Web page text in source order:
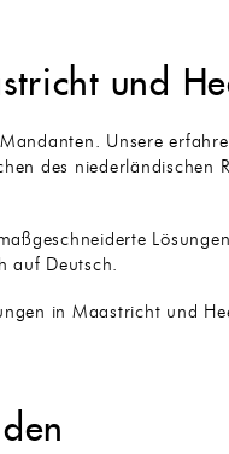
und
Unsere
des niederländischen
auf Deutsch.
in Maastricht und